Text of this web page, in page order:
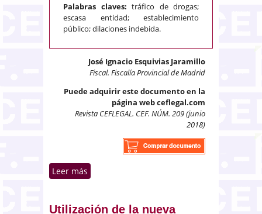
Palabras claves: tráfico de drogas;
escasa entidad; establecimiento
público; dilaciones indebida.
José Ignacio Esquivias Jaramillo
Fiscal. Fiscalía Provincial de Madrid
Puede adquirir este documento en la
página web ceflegal.com
Revista CEFLEGAL. CEF. NÚM. 209 (junio
2018)
Leer más
Utilización de la nueva